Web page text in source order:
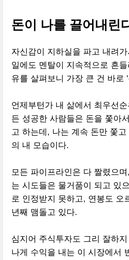
돈이 나를 끌어내린
자신감이 지하실을 파고 내려
일에도 멘탈이 지속적으로 흔
유를 살펴보니 가장 큰 건 바로
언제부턴가 내 삶에서 최우선
든 성공한 사람들은 돈을 쫓아
고 하는데, 나는 계속 돈만 쫓
의 내 모습이다.
모든 파이프라인은 다 짤렸으
는 시도들은 물거품이 되고 있
로 인정받지 못하고, 연봉도 오
년째 맴돌고 있다.
심지어 주식투자도 그리 잘하
나게 수익을 내는 이 시장에서